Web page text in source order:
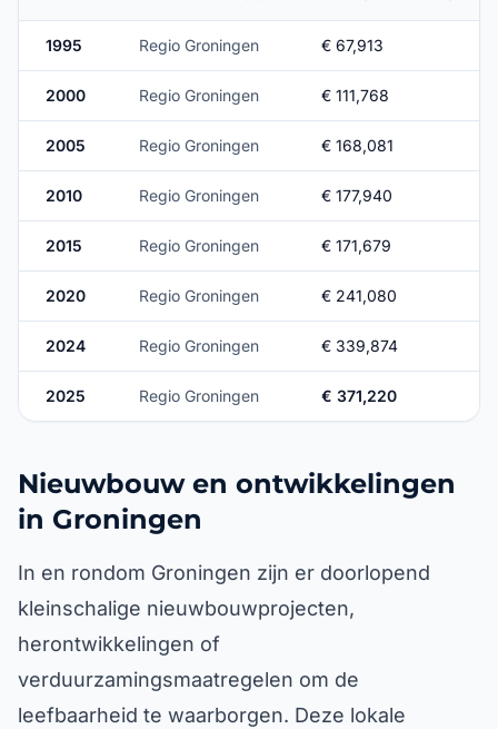
1995 Regio Groningen € 67,913
2000 Regio Groningen € 111,768
2005 Regio Groningen € 168,081
2010 Regio Groningen € 177,940
2015 Regio Groningen € 171,679
2020 Regio Groningen € 241,080
2024 Regio Groningen € 339,874
2025 Regio Groningen € 371,220
Nieuwbouw en ontwikkelingen
in Groningen
In en rondom Groningen zijn er doorlopend
kleinschalige nieuwbouwprojecten,
herontwikkelingen of
verduurzamingsmaatregelen om de
leefbaarheid te waarborgen. Deze lokale